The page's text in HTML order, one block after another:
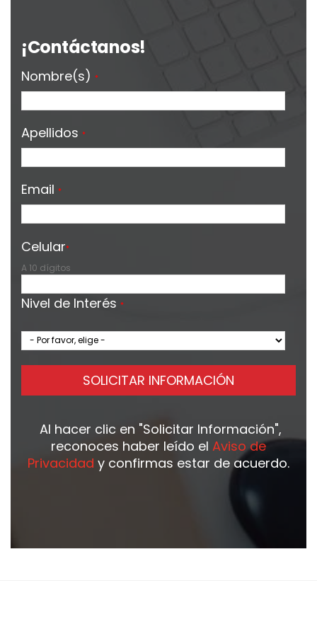
¡Contáctanos!
Nombre(s) *
Apellidos *
Email *
Celular*
A 10 dígitos
Nivel de Interés *
SOLICITAR INFORMACIÓN
Al hacer clic en "Solicitar Información",
reconoces haber leído el Aviso de
Privacidad y confirmas estar de acuerdo.